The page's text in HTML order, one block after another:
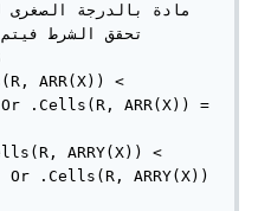
تحقق الشرط
Or .Cells(R, ARR(X)) =
Or .Cells(R, ARRY(X))